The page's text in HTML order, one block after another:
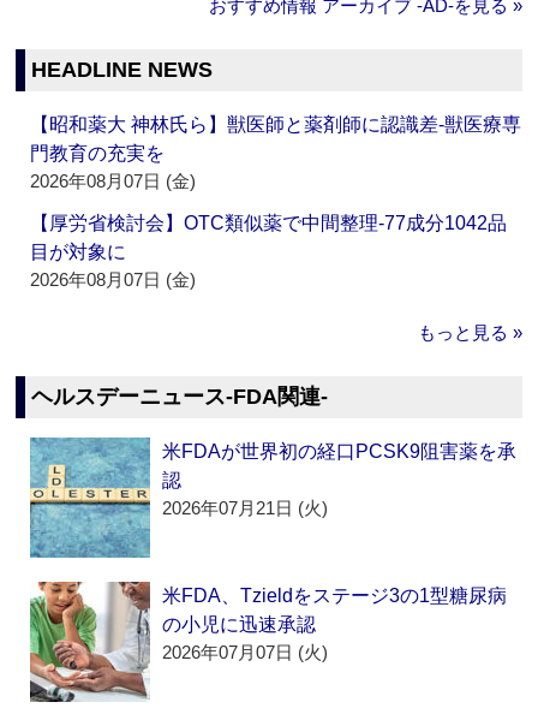
おすすめ情報 アーカイブ ‐AD‐を見る »
HEADLINE NEWS
【昭和薬大 神林氏ら】獣医師と薬剤師に認識差‐獣医療専
門教育の充実を
2026年08月07日 (金)
【厚労省検討会】OTC類似薬で中間整理‐77成分1042品
目が対象に
2026年08月07日 (金)
もっと見る »
ヘルスデーニュース‐FDA関連‐
米FDAが世界初の経口PCSK9阻害薬を承
認
2026年07月21日 (火)
米FDA、Tzieldをステージ3の1型糖尿病
の小児に迅速承認
2026年07月07日 (火)